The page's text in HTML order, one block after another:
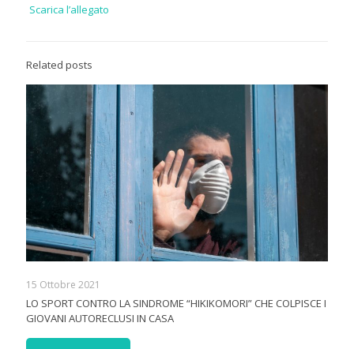
Scarica l’allegato
Related posts
15 Ottobre 2021
LO SPORT CONTRO LA SINDROME “HIKIKOMORI” CHE COLPISCE I
GIOVANI AUTORECLUSI IN CASA